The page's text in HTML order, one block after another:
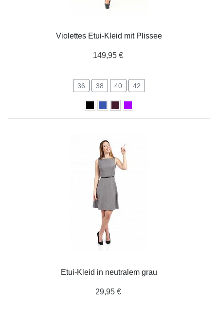
Violettes Etui-Kleid mit Plissee
149,95 €
36 38 40 42
Etui-Kleid in neutralem grau
29,95 €